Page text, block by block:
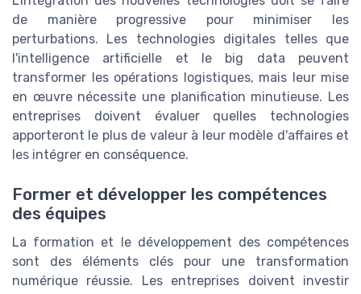
de manière progressive pour minimiser les
perturbations. Les technologies digitales telles que
l'intelligence artificielle et le big data peuvent
transformer les opérations logistiques, mais leur mise
en œuvre nécessite une planification minutieuse. Les
entreprises doivent évaluer quelles technologies
apporteront le plus de valeur à leur modèle d'affaires et
les intégrer en conséquence.
Former et développer les compétences
des équipes
La formation et le développement des compétences
sont des éléments clés pour une transformation
numérique réussie. Les entreprises doivent investir